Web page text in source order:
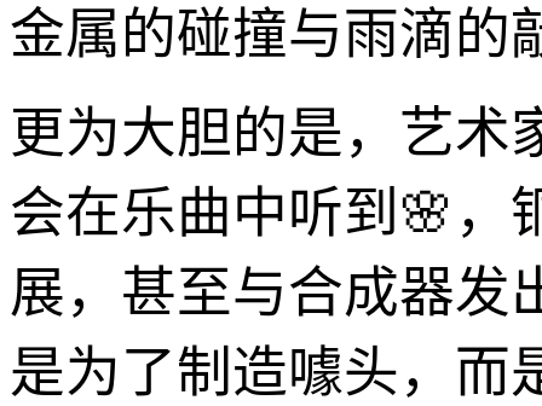
金属的碰撞与雨滴的
更为大胆的是，艺术
会在乐曲中听到🌸，
展，甚至与合成器发
是为了制造噱头，而